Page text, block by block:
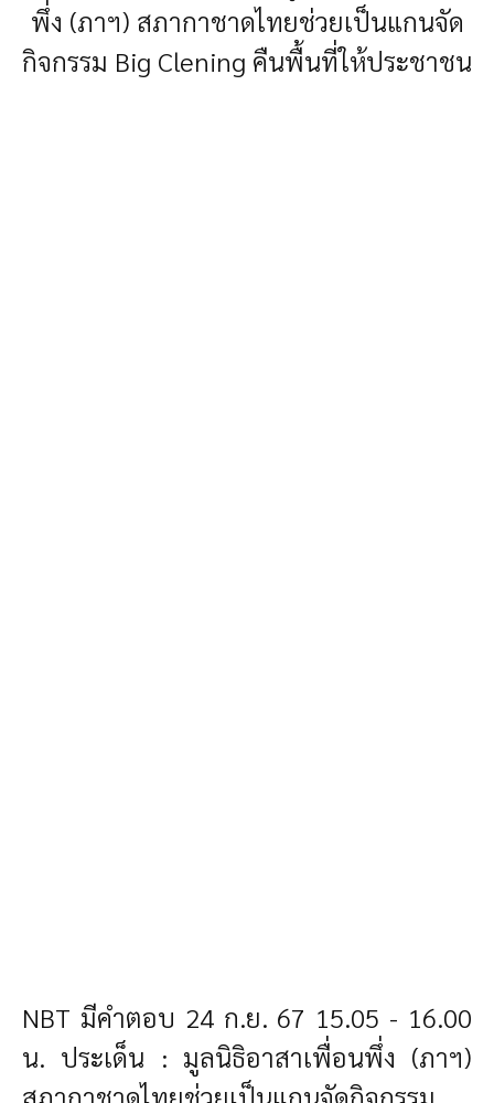
พึ่ง (ภาฯ) สภากาชาดไทยช่วยเป็นแกนจัด
กิจกรรม Big Clening คืนพื้นที่ให้ประชาชน
NBT มีคำตอบ 24 ก.ย. 67 15.05 - 16.00
น. ประเด็น : มูลนิธิอาสาเพื่อนพึ่ง (ภาฯ)